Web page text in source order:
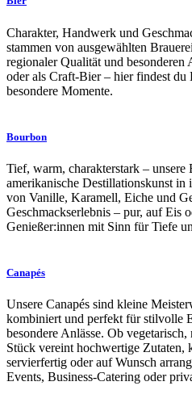
Charakter, Handwerk und
stammen von ausgewählten
regionaler Qualität und besonderen
oder als Craft-Bier – hier findest du
besondere Momente.
Bourbon
Tief, warm, charakterstark – unsere
amerikanische Destillationskunst in
von Vanille, Karamell, Eiche und
Geschmackserlebnis – pur, auf Eis
Genießer:innen mit Sinn für Tiefe
Canapés
Unsere Canapés sind kleine
kombiniert und perfekt für stilvolle
besondere Anlässe. Ob
Stück vereint hochwertige
servierfertig oder auf Wunsch
Events, Business-Catering oder